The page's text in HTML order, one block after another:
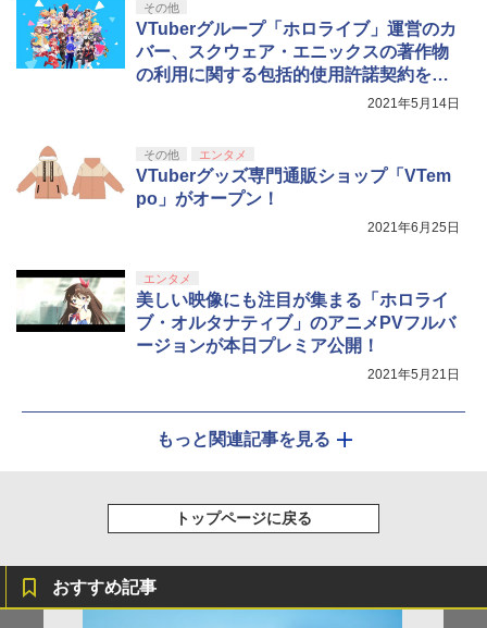
5
ルアイドルクラブ Bloom Garden Part
y』Blu-ray（特装限定版）
￥8,589
その他
VTuberグループ「ホロライブ」運営のカ
バー、スクウェア・エニックスの著作物
の利用に関する包括的使用許諾契約を締
2021年5月14日
その他 エンタメ
VTuberグッズ専門通販ショップ「VTem
po」がオープン！
2021年6月25日
エンタメ
美しい映像にも注目が集まる「ホロライ
ブ・オルタナティブ」のアニメPVフルバ
ージョンが本日プレミア公開！
2021年5月21日
もっと関連記事を見る
トップページに戻る
おすすめ記事